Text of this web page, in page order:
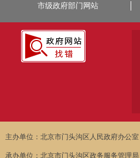
市级政府部门网站
主办单位：北京市门头沟区人民政府办公室
承办单位：北京市门头沟区政务服务管理局